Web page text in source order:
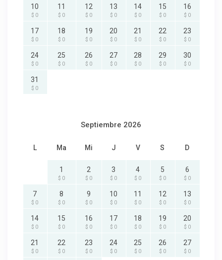
10
$ 0
11
$ 0
12
$ 0
13
$ 0
14
$ 0
15
$ 0
16
$ 0
17
$ 0
18
$ 0
19
$ 0
20
$ 0
21
$ 0
22
$ 0
23
$ 0
24
$ 0
25
$ 0
26
$ 0
27
$ 0
28
$ 0
29
$ 0
30
$ 0
31
$ 0
Septiembre 2026
L Ma Mi J V S D
1
$ 0
2
$ 0
3
$ 0
4
$ 0
5
$ 0
6
$ 0
7
$ 0
8
$ 0
9
$ 0
10
$ 0
11
$ 0
12
$ 0
13
$ 0
14
$ 0
15
$ 0
16
$ 0
17
$ 0
18
$ 0
19
$ 0
20
$ 0
21
$ 0
22
$ 0
23
$ 0
24
$ 0
25
$ 0
26
$ 0
27
$ 0